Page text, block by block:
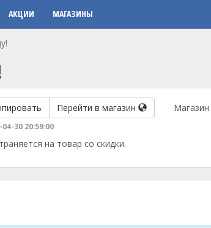
АКЦИИ МАГАЗИНЫ
Перейти в магазин
04-30 20:59:00
Магазин
на товар со скидки.